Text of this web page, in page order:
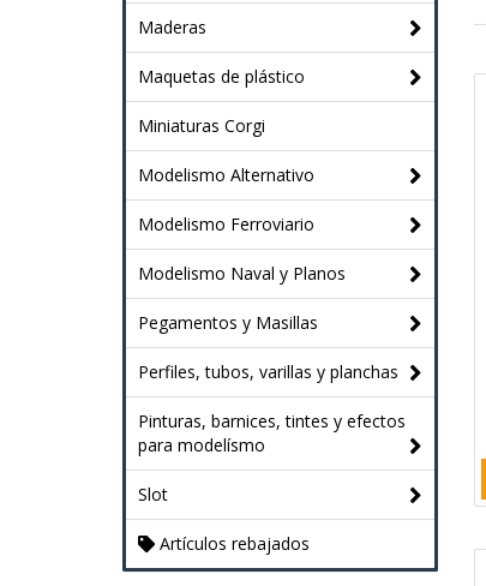
Maderas
Maquetas de plástico
Miniaturas Corgi
Modelismo Alternativo
Modelismo Ferroviario
Modelismo Naval y Planos
Pegamentos y Masillas
Perfiles, tubos, varillas y planchas
Pinturas, barnices, tintes y efectos
para modelísmo
Slot
Artículos rebajados